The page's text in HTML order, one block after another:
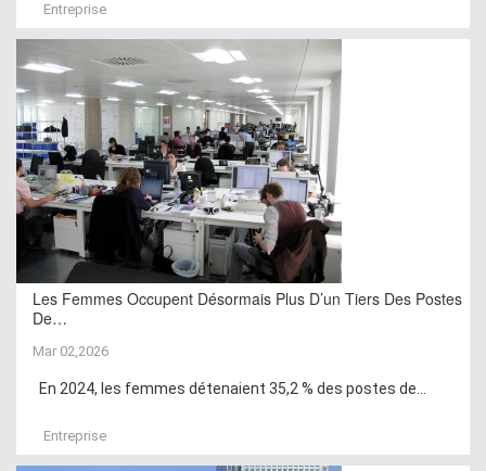
Entreprise
Les Femmes Occupent Désormais Plus D’un Tiers Des Postes
De…
Mar 02,2026
En 2024, les femmes détenaient 35,2 % des postes de...
Entreprise